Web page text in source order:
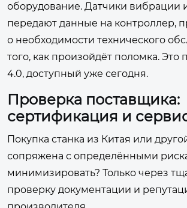
оборудование. Датчики вибрации
передают данные на контроллер,
о необходимости технического
того, как произойдёт поломка. Это
4.0, доступный уже сегодня.
Проверка поставщика:
сертификация и
Покупка станка из Китая или
сопряжена с определёнными
минимизировать? Только через
проверку документации и